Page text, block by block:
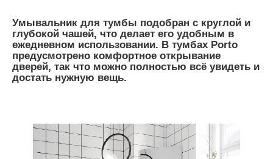
Умывальник для тумбы подобран с круглой и
глубокой чашей, что делает его удобным в
ежедневном использовании. В тумбах Porto
предусмотрено комфортное открывание
дверей, так что можно полностью всё увидеть и
достать нужную вещь.